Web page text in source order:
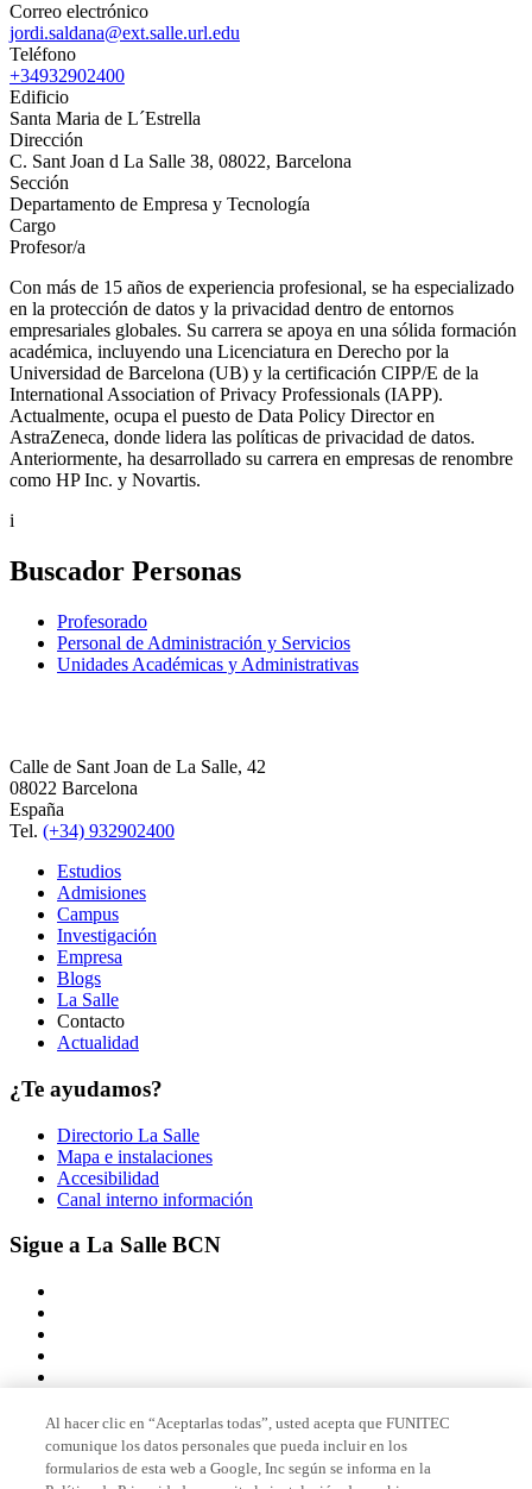
Correo electrónico
jordi.saldana@ext.salle.url.edu
Teléfono
+34932902400
Edificio
Santa Maria de L´Estrella
Dirección
C. Sant Joan d La Salle 38, 08022, Barcelona
Sección
Departamento de Empresa y Tecnología
Cargo
Profesor/a
Con más de 15 años de experiencia profesional, se ha especializado
en la protección de datos y la privacidad dentro de entornos
empresariales globales. Su carrera se apoya en una sólida formación
académica, incluyendo una Licenciatura en Derecho por la
Universidad de Barcelona (UB) y la certificación CIPP/E de la
International Association of Privacy Professionals (IAPP).
Actualmente, ocupa el puesto de Data Policy Director en
AstraZeneca, donde lidera las políticas de privacidad de datos.
Anteriormente, ha desarrollado su carrera en empresas de renombre
como HP Inc. y Novartis.
i
Buscador Personas
Profesorado
Personal de Administración y Servicios
Unidades Académicas y Administrativas
Calle de Sant Joan de La Salle, 42
08022 Barcelona
España
Tel. (+34) 932902400
Estudios
Admisiones
Campus
Investigación
Empresa
Blogs
La Salle
Contacto
Actualidad
¿Te ayudamos?
Directorio La Salle
Mapa e instalaciones
Accesibilidad
Canal interno información
Sigue a La Salle BCN
Miembro de
Al hacer clic en “Aceptarlas todas”, usted acepta que FUNITEC
comunique los datos personales que pueda incluir en los
formularios de esta web a Google, Inc según se informa en la